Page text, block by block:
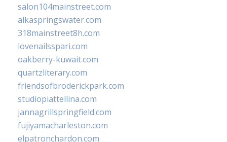
salon104mainstreet.com
alkaspringswater.com
318mainstreet8h.com
lovenailsspari.com
oakberry-kuwait.com
quartzliterary.com
friendsofbroderickpark.com
studiopiattellina.com
jannagrillspringfield.com
fujiyamacharleston.com
elpatronchardon.com